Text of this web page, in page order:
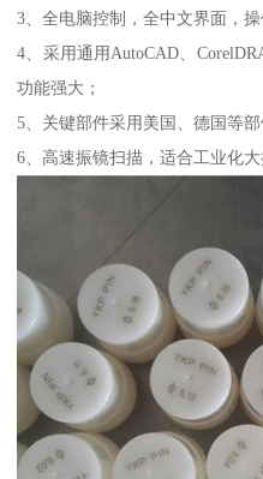
3、全电脑控制，全中文界面，
4、采用通用AutoCAD、
功能强大；
5、关键部件采用美国、德国等部
6、高速振镜扫描，适合工业化大